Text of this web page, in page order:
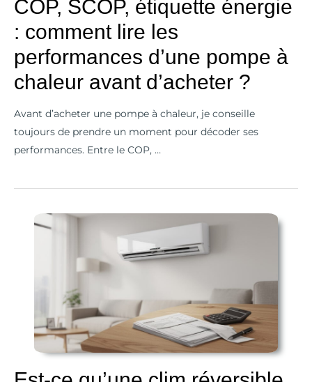
COP, SCOP, étiquette énergie
: comment lire les
performances d’une pompe à
chaleur avant d’acheter ?
Avant d’acheter une pompe à chaleur, je conseille
toujours de prendre un moment pour décoder ses
performances. Entre le COP, …
avant
d’acheter
?
Est-
réversible
déductible